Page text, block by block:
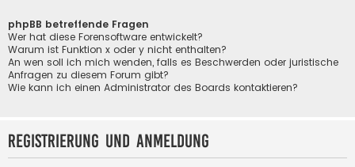
phpBB betreffende Fragen
Wer hat diese Forensoftware entwickelt?
Warum ist Funktion x oder y nicht enthalten?
An wen soll ich mich wenden, falls es Beschwerden oder juristische
Anfragen zu diesem Forum gibt?
Wie kann ich einen Administrator des Boards kontaktieren?
Registrierung und Anmeldung